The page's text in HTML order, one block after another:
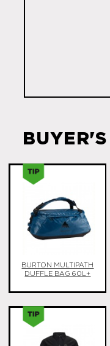
BURTON MULTIPATH
DUFFLE BAG 60L+